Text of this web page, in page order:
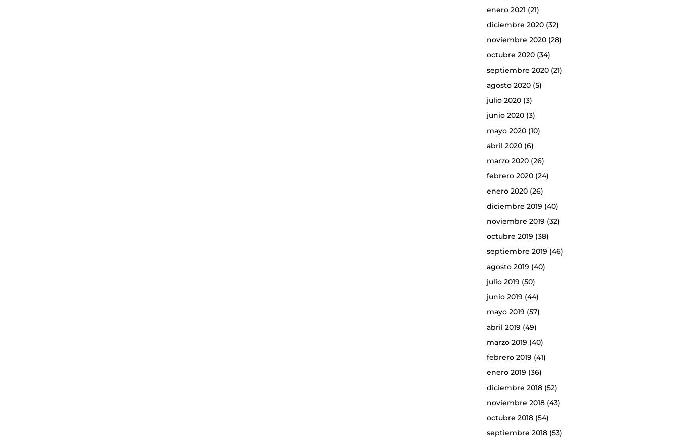
enero 2021 (21)
diciembre 2020(32)
noviembre 2020(28)
octubre 2020(34)
septiembre 2020(21)
agosto 2020(5)
julio 2020(3)
junio 2020(3)
mayo 2020(10)
abril 2020(6)
marzo 2020(26)
febrero 2020(24)
enero 2020(26)
diciembre 2019 (40)
noviembre 2019 (32)
octubre 2019 (38)
septiembre 2019 (46)
agosto 2019 (40)
julio 2019 (50)
junio 2019 (44)
mayo 2019 (57)
abril 2019 (49)
marzo 2019 (40)
febrero 2019 (41)
enero 2019 (36)
diciembre 2018(52)
noviembre 2018(43)
octubre 2018(54)
septiembre 2018(53)